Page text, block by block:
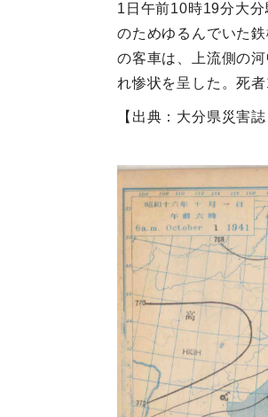
1日午前10時19分大
のためゆるんでいた
の客車は、上流側の
れ惨状を呈した。死
【出典：大分県災害